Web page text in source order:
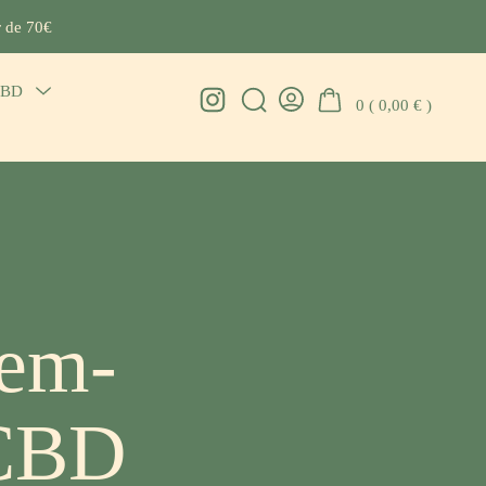
de 70€
Menu
Instagram
Search
Go
0 ( 0,00€ )